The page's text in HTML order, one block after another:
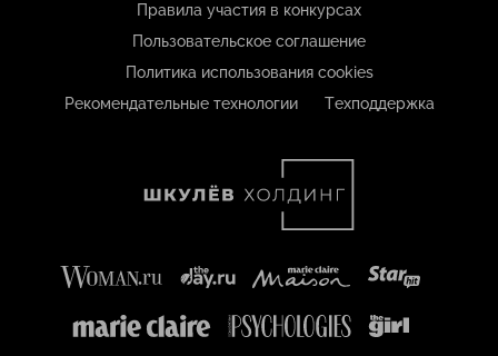
Правила участия в конкурсах
Пользовательское соглашение
Политика использования cookies
Рекомендательные технологии
Техподдержка